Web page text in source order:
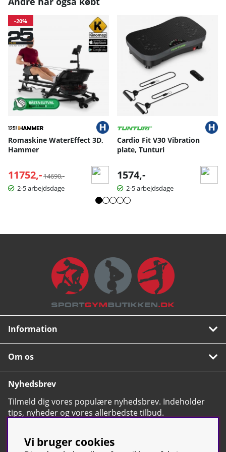
Link til Hammer Workouts Online »
dine individuelle fitnessmål i 10 til 50 minutters træning.
-20%
Romaskine WaterEffect 3D,
Hammer
11752,- Normalpris:
14690,-
2-5 arbejdsdage
Cardio Fit V30 Vibration
plate, Tunturi
1574,-
2-5 arbejdsdage
Information
Om os
Nyhedsbrev
Tilmeld dig vores populære nyhedsbrev. Indeholder
tips, nyheder og vores allerbedste tilbud.
Vi bruger cookies